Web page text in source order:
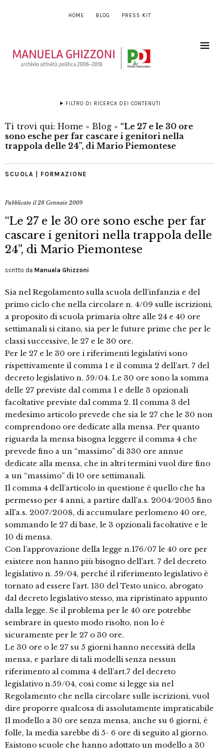
HOME BLOG PRESS KIT
FILTRO DI RICERCA DEI CONTENUTI
Ti trovi qui: Home » Blog » “Le 27 e le 30 ore
sono esche per far cascare i genitori nella
trappola delle 24”, di Mario Piemontese
SCUOLA | FORMAZIONE
Pubblicato il28 Gennaio 2009
“Le 27 e le 30 ore sono esche per far
cascare i genitori nella trappola delle
24”, di Mario Piemontese
scritto da Manuela Ghizzoni
Sia nel Regolamento sulla scuola dell’infanzia e del
primo ciclo che nella circolare n. 4/09 sulle iscrizioni,
a proposito di scuola primaria oltre alle 24 e 40 ore
settimanali si citano, sia per le future prime che per le
classi successive, le 27 e le 30 ore.
Per le 27 e le 30 ore i riferimenti legislativi sono
rispettivamente il comma 1 e il comma 2 dell’art. 7 del
decreto legislativo n. 59/04. Le 30 ore sono la somma
delle 27 previste dal comma 1 e delle 3 opzionali
facoltative previste dal comma 2. Il comma 3 del
medesimo articolo prevede che sia le 27 che le 30 non
comprendono ore dedicate alla mensa. Per quanto
riguarda la mensa bisogna leggere il comma 4 che
prevede fino a un “massimo” di 330 ore annue
dedicate alla mensa, che in altri termini vuol dire fino
a un “massimo” di 10 ore settimanali.
Il comma 4 dell’articolo in questione è quello che ha
permesso per 4 anni, a partire dall’a.s. 2004/2005 fino
all’a.s. 2007/2008, di accumulare perlomeno 40 ore,
sommando le 27 di base, le 3 opzionali facoltative e le
10 di mensa.
Con l’approvazione della legge n.176/07 le 40 ore per
esistere non hanno più bisogno dell’art. 7 del decreto
legislativo n. 59/04, perché il riferimento legislativo è
tornato ad essere l’art. 130 del Testo unico, abrogato
dal decreto legislativo stesso, ma ripristinato appunto
dalla legge. Se il problema per le 40 ore potrebbe
sembrare in questo modo risolto, non lo è
sicuramente per le 27 o 30 ore.
Le 30 ore o le 27 su 5 giorni hanno necessità della
mensa, e parlare di tali modelli senza nessun
riferimento al comma 4 dell’art.7 del decreto
legislativo n.59/04, così come si legge sia nel
Regolamento che nella circolare sulle iscrizioni, vuol
dire proporre qualcosa di assolutamente impraticabile
Il modello a 30 ore senza mensa, anche su 6 giorni, è
folle, la media sarebbe di 5- 6 ore di seguito al giorno.
Esistono scuole che hanno adottato un modello a 30